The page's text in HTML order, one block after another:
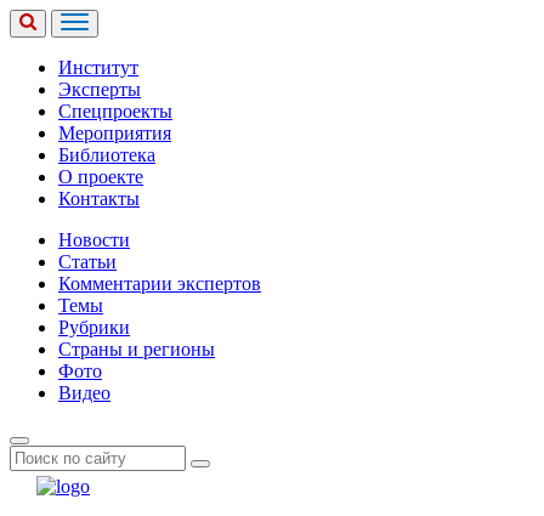
Институт
Эксперты
Спецпроекты
Мероприятия
Библиотека
О проекте
Контакты
Новости
Статьи
Комментарии экспертов
Темы
Рубрики
Страны и регионы
Фото
Видео